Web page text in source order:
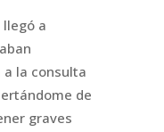
llegó a
la consulta
de
graves